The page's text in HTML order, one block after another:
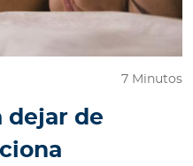
7 Minutos
dejar de